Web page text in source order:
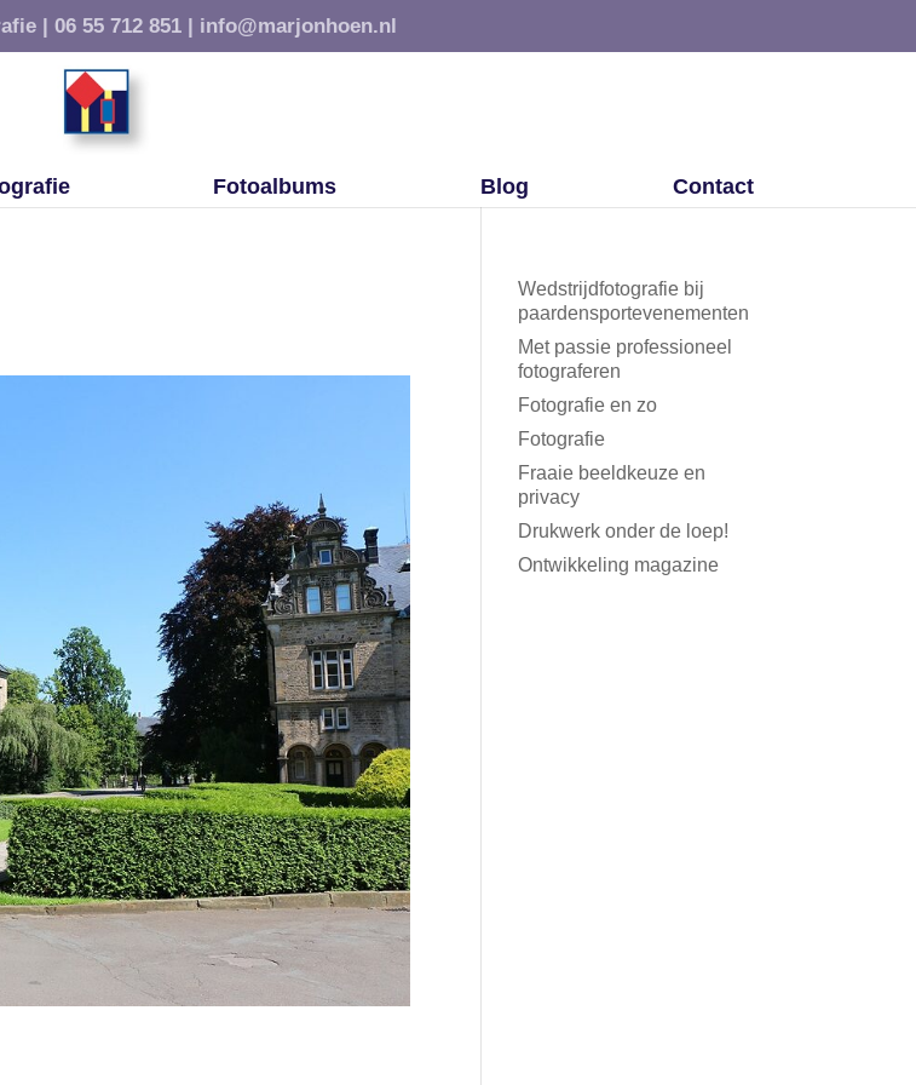
| 06 55 712 851 | info@marjonhoen.nl
Fotoalbums Blog Contact
Wedstrijdfotografie bij
paardensportevenementen
Met passie professioneel
fotograferen
Fotografie en zo
Fotografie
Fraaie beeldkeuze en
privacy
Drukwerk onder de loep!
Ontwikkeling magazine